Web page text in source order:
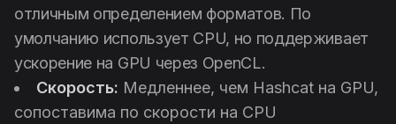
отличным определением форматов. По
умолчанию использует CPU, но поддерживает
ускорение на GPU через OpenCL.
Скорость: Медленнее, чем Hashcat на GPU,
сопоставима по скорости на CPU